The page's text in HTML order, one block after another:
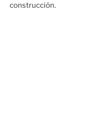
construcción.